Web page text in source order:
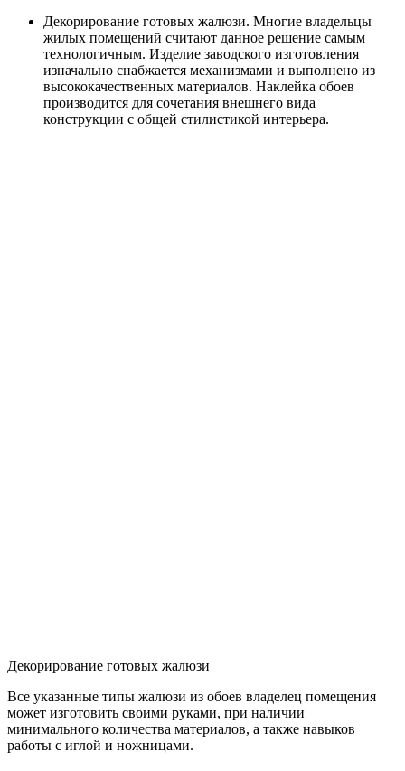
Декорирование готовых жалюзи. Многие владельцы
жилых помещений считают данное решение самым
технологичным. Изделие заводского изготовления
изначально снабжается механизмами и выполнено из
высококачественных материалов. Наклейка обоев
производится для сочетания внешнего вида
конструкции с общей стилистикой интерьера.
Декорирование готовых жалюзи
Все указанные типы жалюзи из обоев владелец помещения
может изготовить своими руками, при наличии
минимального количества материалов, а также навыков
работы с иглой и ножницами.